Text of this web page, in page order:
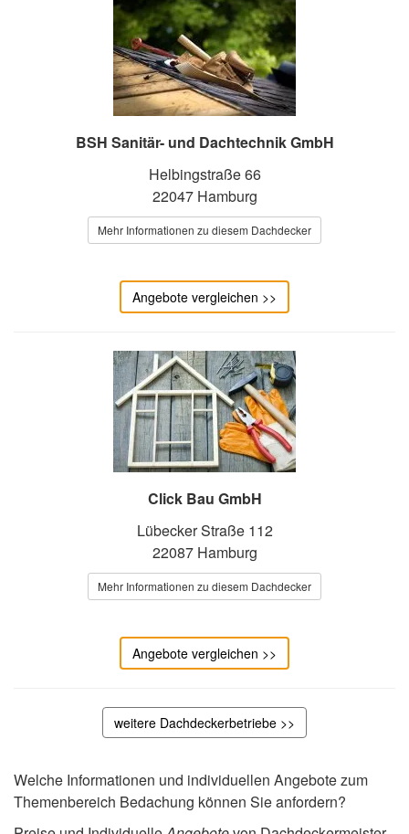
BSH Sanitär- und Dachtechnik GmbH
Helbingstraße 66
22047 Hamburg
Mehr Informationen zu diesem Dachdecker
Angebote vergleichen >>
Click Bau GmbH
Lübecker Straße 112
22087 Hamburg
Mehr Informationen zu diesem Dachdecker
Angebote vergleichen >>
weitere Dachdeckerbetriebe >>
Welche Informationen und individuellen Angebote zum
Themenbereich Bedachung können Sie anfordern?